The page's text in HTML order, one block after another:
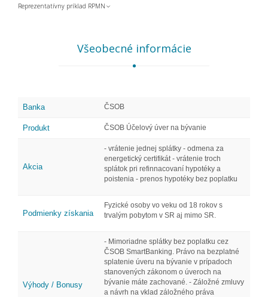
Reprezentatívny príklad RPMN
Všeobecné informácie
Banka ČSOB
Produkt ČSOB Účelový úver na bývanie
Akcia
- vrátenie jednej splátky - odmena za
energetický certifikát - vrátenie troch
splátok pri refinnacovaní hypotéky a
poistenia - prenos hypotéky bez poplatku
Podmienky získania
Fyzické osoby vo veku od 18 rokov s
trvalým pobytom v SR aj mimo SR.
Výhody / Bonusy
- Mimoriadne splátky bez poplatku cez
ČSOB SmartBanking. Právo na bezplatné
splatenie úveru na bývanie v prípadoch
stanovených zákonom o úveroch na
bývanie máte zachované. - Záložné zmluvy
a návrh na vklad záložného práva